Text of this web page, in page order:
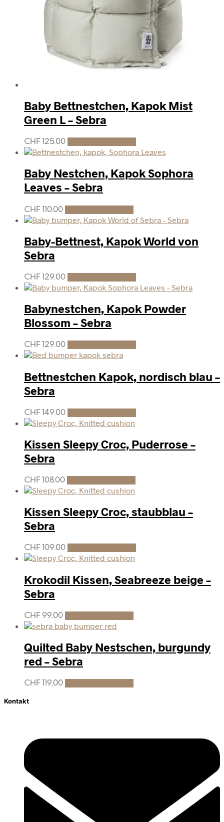
Baby Bettnestchen, Kapok Mist
Green L – Sebra
CHF 125.00
Baby Nestchen, Kapok Sophora
Leaves – Sebra
CHF 110.00
Baby-Bettnest, Kapok World von
Sebra
CHF 129.00
Babynestchen, Kapok Powder
Blossom – Sebra
CHF 129.00
Bettnestchen Kapok, nordisch blau –
Sebra
CHF 149.00
Kissen Sleepy Croc, Puderrose –
Sebra
CHF 108.00
Kissen Sleepy Croc, staubblau –
Sebra
CHF 109.00
Krokodil Kissen, Seabreeze beige –
Sebra
CHF 99.00
Quilted Baby Nestschen, burgundy
red – Sebra
CHF 119.00
Kontakt